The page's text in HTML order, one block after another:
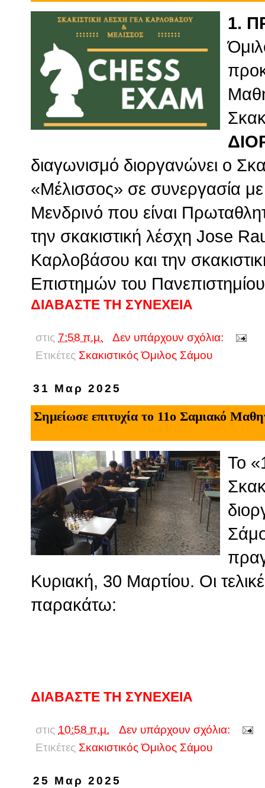
1.
διαγωνισμό διοργανώνει ο
«Μέλισσος» σε συνεργασία
Μενδρινό που είναι
την σκακιστική λέσχη Jose
Καρλοβάσου και την
Επιστημών του Πανεπιστημίου
ΔΙΑΒΑΣΤΕ ΤΗ ΣΥΝΕΧΕΙΑ
στις 7:58 π.μ.
Δεν υπάρχουν σχόλια:
Ετικέτες Σκακιστικός Όμιλος Σάμου
31 Μαρ 2025
Σημείωσε επιτυχία το 11ο Σαμιακό
Το
Κυριακή, 30 Μαρτίου. Οι
παρακάτω:
ΔΙΑΒΑΣΤΕ ΤΗ ΣΥΝΕΧΕΙΑ
στις 10:58 π.μ.
Δεν υπάρχουν σχόλια:
Ετικέτες Σκακιστικός Όμιλος Σάμου
25 Μαρ 2025